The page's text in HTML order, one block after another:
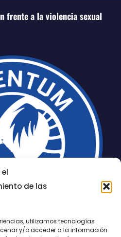
de las
utilizamos tecnologías
y/o acceder a la información
frente a la violencia sexual